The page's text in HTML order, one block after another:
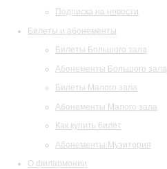
Подписка на новости
Билеты и абонементы
Билеты Большого зала
Абонементы Большого зала
Билеты Малого зала
Абонементы Малого зала
Как купить билет
Абонементы Музитория
О филармонии